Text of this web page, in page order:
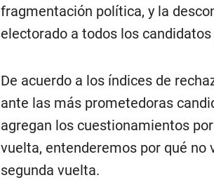
fragmentación política, y la
electorado a todos los
De acuerdo a los índices de
ante las más prometedoras
agregan los cuestionamientos
vuelta, entenderemos por qué no
segunda vuelta.